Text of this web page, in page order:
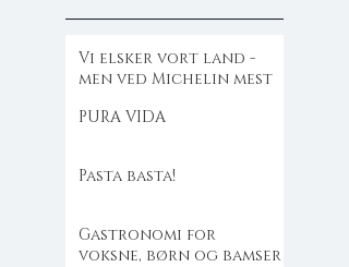
Vi elsker vort land -
men ved Michelin mest
PURA VIDA
Pasta basta!
Gastronomi for
voksne, børn og bamser